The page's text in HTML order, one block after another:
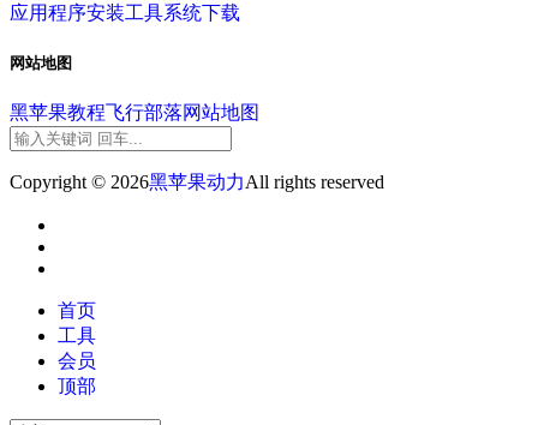
应用程序安装工具系统下载
网站地图
黑苹果教程飞行部落网站地图
Copyright © 2026黑苹果动力All rights reserved
首页
工具
会员
顶部